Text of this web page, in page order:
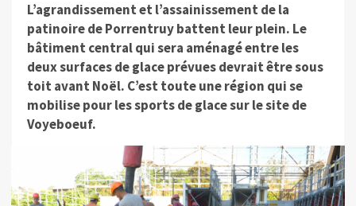
L’agrandissement et l’assainissement de la
patinoire de Porrentruy battent leur plein. Le
bâtiment central qui sera aménagé entre les
deux surfaces de glace prévues devrait être sous
toit avant Noël. C’est toute une région qui se
mobilise pour les sports de glace sur le site de
Voyeboeuf.